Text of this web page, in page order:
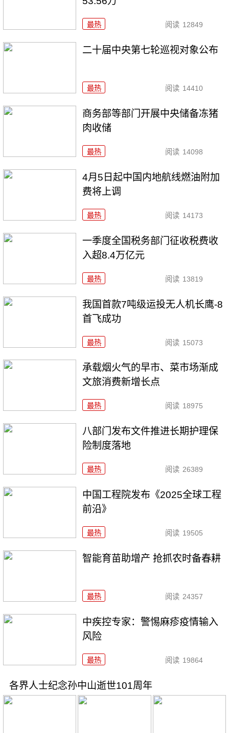
最热 阅读 12849
二十届中央第七轮巡视对象公布
最热 阅读 14410
商务部等部门开展中央储备冻猪
肉收储
最热 阅读 14098
4月5日起中国内地航线燃油附加
费将上调
最热 阅读 14173
一季度全国税务部门征收税费收
入超8.4万亿元
最热 阅读 13819
我国首款7吨级运投无人机长鹰-8
首飞成功
最热 阅读 15073
承载烟火气的早市、菜市场渐成
文旅消费新增长点
最热 阅读 18975
八部门发布文件推进长期护理保
险制度落地
最热 阅读 26389
中国工程院发布《2025全球工程
前沿》
最热 阅读 19505
智能育苗助增产 抢抓农时备春耕
最热 阅读 24357
中疾控专家：警惕麻疹疫情输入
风险
最热 阅读 19864
各界人士纪念孙中山逝世101周年